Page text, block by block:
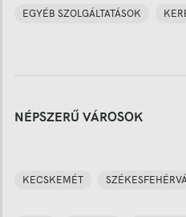
EGYÉB SZOLGÁLTATÁSOK
NÉPSZERŰ VÁROSOK
KECSKEMÉT